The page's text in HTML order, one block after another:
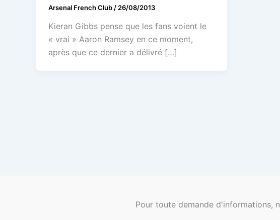
Arsenal French Club / 26/08/2013
Kieran Gibbs pense que les fans voient le
« vrai » Aaron Ramsey en ce moment,
après que ce dernier a délivré […]
Pour toute demande d'informations,